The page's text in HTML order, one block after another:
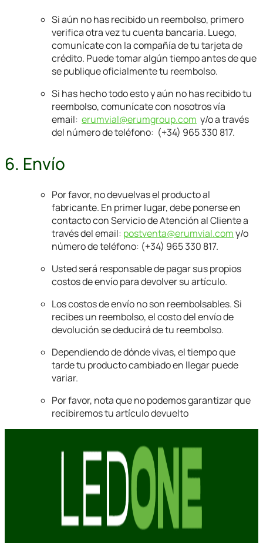
Si aún no has recibido un reembolso, primero
verifica otra vez tu cuenta bancaria. Luego,
comunícate con la compañía de tu tarjeta de
crédito. Puede tomar algún tiempo antes de que
se publique oficialmente tu reembolso.
Si has hecho todo esto y aún no has recibido tu
reembolso, comunícate con nosotros vía
email: erumvial@erumgroup.com y/o a través
del número de teléfono: (+34) 965 330 817.
6. Envío
Por favor, no devuelvas el producto al
fabricante. En primer lugar, debe ponerse en
contacto con Servicio de Atención al Cliente a
través del email: postventa@erumvial.comy/o
número de teléfono: (+34) 965 330 817.
Usted será responsable de pagar sus propios
costos de envío para devolver su artículo.
Los costos de envío no son reembolsables. Si
recibes un reembolso, el costo del envío de
devolución se deducirá de tu reembolso.
Dependiendo de dónde vivas, el tiempo que
tarde tu producto cambiado en llegar puede
variar.
Por favor, nota que no podemos garantizar que
recibiremos tu artículo devuelto